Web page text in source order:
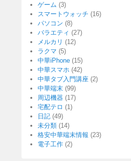
ゲーム (3)
スマートウォッチ (16)
パソコン (8)
バラエティ (27)
メルカリ (12)
ラクマ (5)
中華iPhone (15)
中華スマホ (42)
中華タブ入門講座 (2)
中華端末 (99)
周辺機器 (17)
宅配テロ (1)
日記 (49)
未分類 (14)
格安中華端末情報 (23)
電子工作 (2)